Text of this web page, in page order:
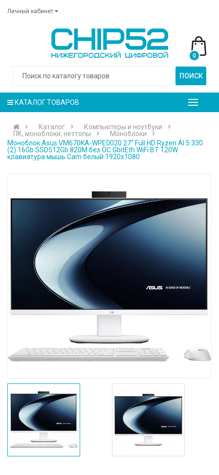
Личный кабинет
ПОИСК
0
КАТАЛОГ ТОВАРОВ
Каталог
Компьютеры и ноутбуки
ПК, моноблоки, неттопы
Моноблоки
Моноблок Asus VM670KA-WPE0020 27" Full HD Ryzen AI 5 330
(2) 16Gb SSD512Gb 820M без ОС GbitEth WiFi BT 120W
клавиатура мышь Cam белый 1920x1080